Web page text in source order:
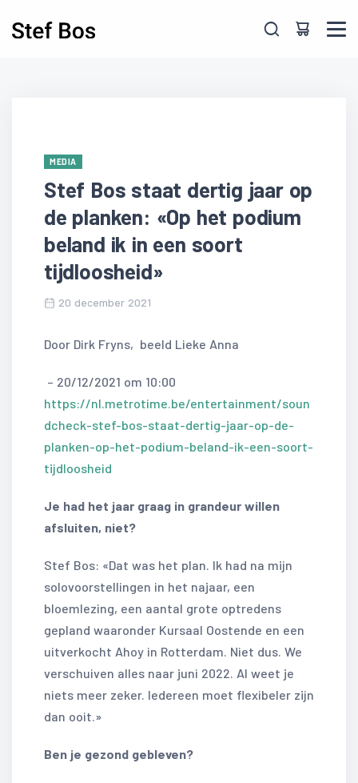
MEDIA
Stef Bos staat dertig jaar op
de planken: «Op het podium
beland ik in een soort
tijdloosheid»
20 december 2021
Door Dirk Fryns, beeld Lieke Anna
– 20/12/2021 om 10:00
https://nl.metrotime.be/entertainment/soun
dcheck-stef-bos-staat-dertig-jaar-op-de-
planken-op-het-podium-beland-ik-een-soort-
tijdloosheid
Je had het jaar graag in grandeur willen
afsluiten, niet?
Stef Bos: «Dat was het plan. Ik had na mijn
solovoorstellingen in het najaar, een
bloemlezing, een aantal grote optredens
gepland waaronder Kursaal Oostende en een
uitverkocht Ahoy in Rotterdam. Niet dus. We
verschuiven alles naar juni 2022. Al weet je
niets meer zeker. Iedereen moet flexibeler zijn
dan ooit.»
Ben je gezond gebleven?